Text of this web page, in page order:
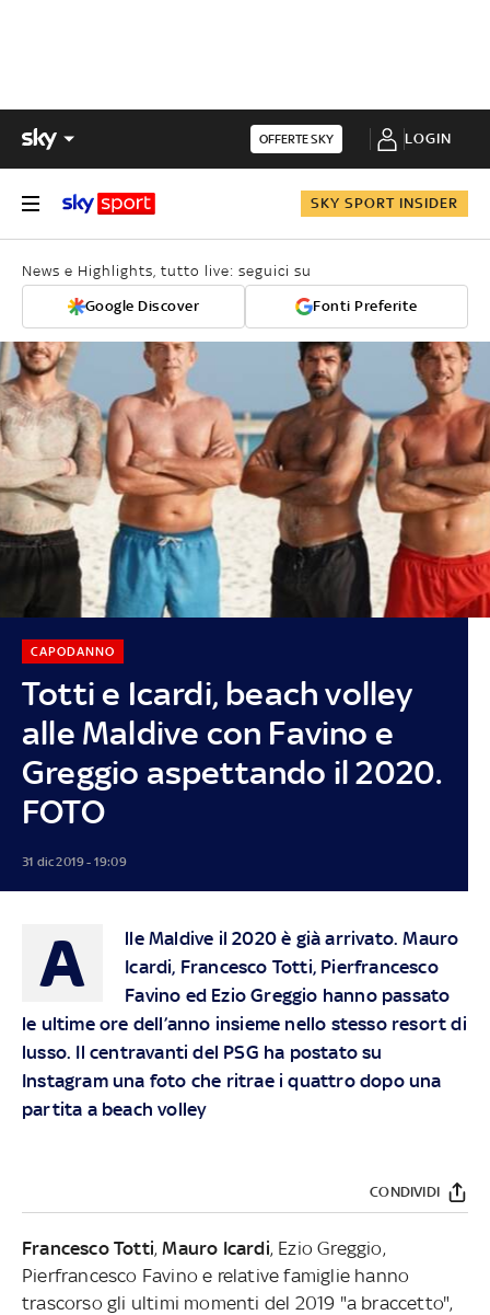
OFFERTE SKY LOGIN
SKY SPORT INSIDER
News e Highlights, tutto live: seguici su
Google Discover Fonti Preferite
Totti e Icardi, beach volley
alle Maldive con Favino e
Greggio aspettando il 2020.
FOTO
CAPODANNO
31 dic 2019 - 19:09
A
lle Maldive il 2020 è già arrivato. Mauro
Icardi, Francesco Totti, Pierfrancesco
Favino ed Ezio Greggio hanno passato
le ultime ore dell’anno insieme nello stesso resort di
lusso. Il centravanti del PSG ha postato su
Instagram una foto che ritrae i quattro dopo una
partita a beach volley
CONDIVIDI
Francesco Totti,Mauro Icardi, Ezio Greggio,
Pierfrancesco Favino e relative famiglie hanno
trascorso gli ultimi momenti del 2019 "a braccetto",